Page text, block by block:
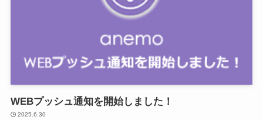
WEBプッシュ通知を開始しました！
2025.6.30